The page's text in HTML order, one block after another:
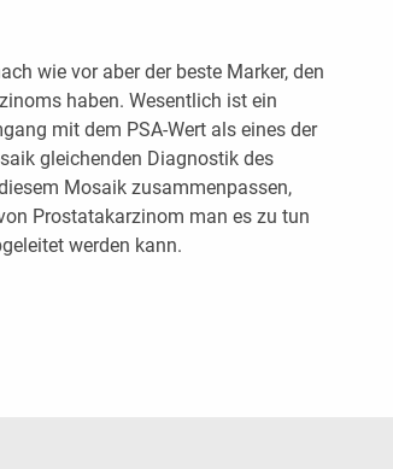
wie vor aber der beste Marker, den
haben. Wesentlich ist ein
mit dem PSA-Wert als eines der
gleichenden Diagnostik des
Mosaik zusammenpassen,
Prostatakarzinom man es zu tun
werden kann.